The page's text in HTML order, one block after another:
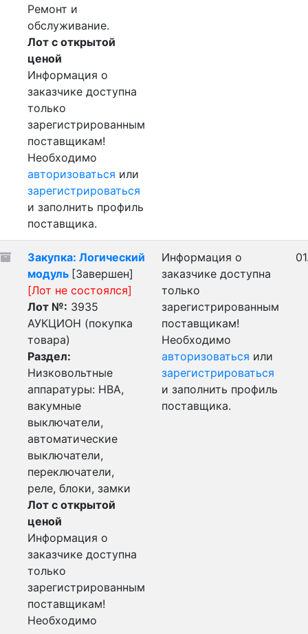
Ремонт и
обслуживание.
Лот с открытой
ценой
Информация о
заказчике доступна
только
зарегистрированным
поставщикам!
Необходимо
авторизоваться или
зарегистрироваться
и заполнить профиль
поставщика.
Закупка: Логический
модуль [Завершен]
[Лот не состоялся]
Лот №: 3935
АУКЦИОН (покупка
товара)
Раздел:
Низковольтные
аппаратуры: НВА,
вакумные
выключатели,
автоматические
выключатели,
переключатели,
реле, блоки, замки
Лот с открытой
ценой
Информация о
заказчике доступна
только
зарегистрированным
поставщикам!
Необходимо
Информация о
заказчике доступна
только
зарегистрированным
поставщикам!
Необходимо
авторизоваться или
зарегистрироваться
и заполнить профиль
поставщика.